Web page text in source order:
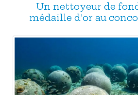
Un nettoyeur de
médaille d'or au